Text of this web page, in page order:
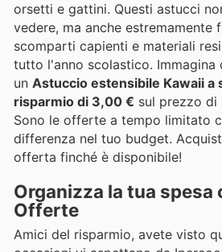
orsetti e gattini. Questi astucci
vedere, ma anche estremamente
scomparti capienti e materiali
tutto l'anno scolastico. Immagina
un Astuccio estensibile Kawaii a
risparmio di 3,00 € sul prezzo di
Sono le offerte a tempo limitato
differenza nel tuo budget.
offerta finché è disponibile!
Organizza la tua spesa
Offerte
Amici del risparmio, avete visto